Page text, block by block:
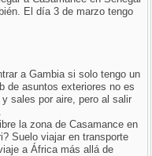
El día 3 de marzo tengo
a Gambia si solo tengo un
de asuntos exteriores no es
sales por aire, pero al salir
la zona de Casamance en
Suelo viajar en transporte
a África más allá de